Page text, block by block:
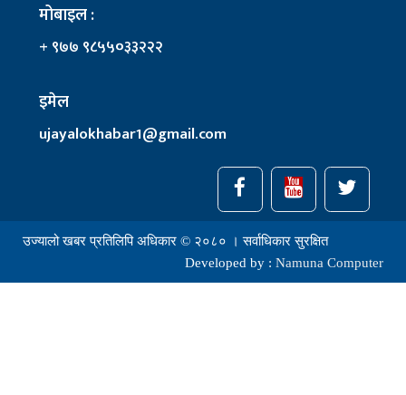
मोबाइल :
+ ९७७ ९८५५०३३२२२
इमेल
ujayalokhabar1@gmail.com
उज्यालो खबर प्रतिलिपि अधिकार © २०८० । सर्वाधिकार सुरक्षित
Developed by : Namuna Computer